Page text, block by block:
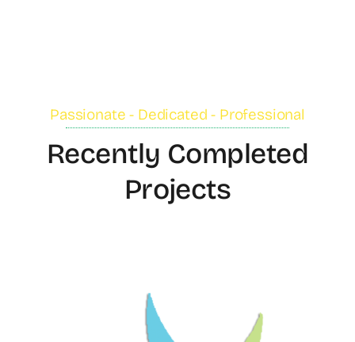
Passionate - Dedicated - Professional
Recently Completed
Projects